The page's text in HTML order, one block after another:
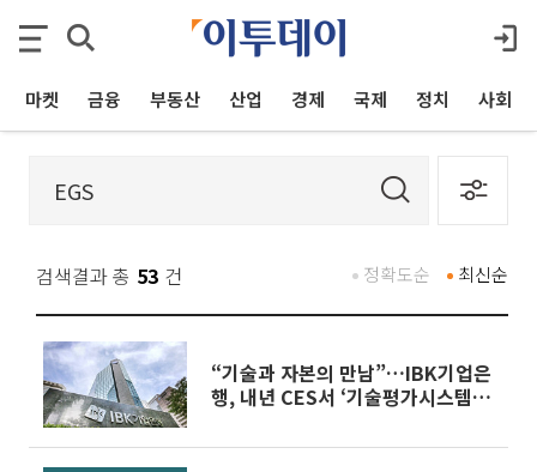
마켓 금융 부동산 산업 경제 국제 정치 사회
검색결과 총 53 건 최신순
정확도순
“기술과 자본의 만남”…IBK기업은
행, 내년 CES서 ‘기술평가시스템’